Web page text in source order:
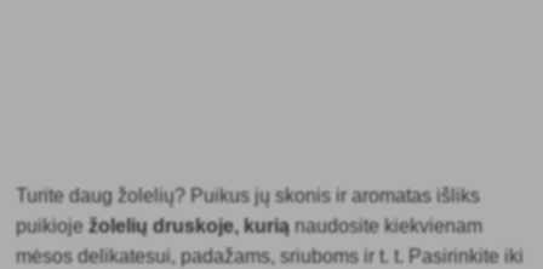
Turite daug žolelių? Puikus jų skonis ir aromatas išliks
puikioježolelių druskoje, kurią naudosite kiekvienam
mėsos delikatesui, padažams, sriuboms ir t. t. Pasirinkite iki